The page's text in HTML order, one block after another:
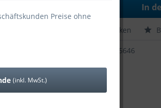
In
Merken
65646
Preise ohne
(inkl. MwSt.)